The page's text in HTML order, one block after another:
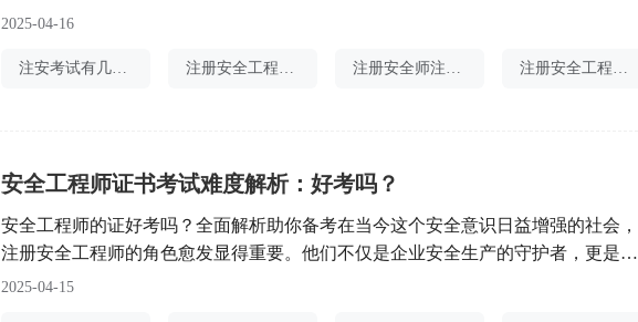
业发展与就业前景中级注安能干啥？在现代社会，随着安全生产意识的提升，中级
可或缺的专业人才。本文将详细分析中级注安的工作内容、就业领域以及未来发展
2025-04-16
注安考试有几个科目 注册安全工程师保过 注册安全师注册网站 注册安全工程师证书打印
安全工程师证书考试难度解析：好考吗？
安全工程师的证好考吗？全面解析助你备考在当今这个安全意识日益增强的社会，
注册安全工程师的角色愈发显得重要。他们不仅是企业安全生产的守护者，更是保
障员工生命财产安全的坚强后盾。因此，越来越多的人选择报考注册安全工程师，
2025-04-15